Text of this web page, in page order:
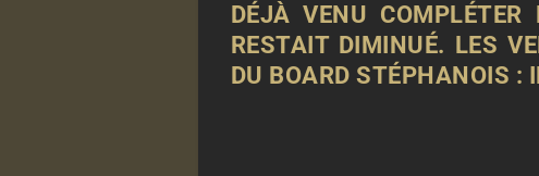
DÉJÀ VENU COMPLÉTER
RESTAIT DIMINUÉ. LES
DU BOARD STÉPHANOIS :